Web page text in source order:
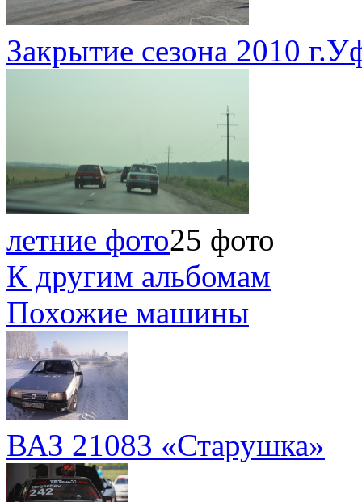
Закрытие сезона 2010
летние фото25 фото
К другим альбомам
Похожие машины
ВАЗ 21083 «Старушка»